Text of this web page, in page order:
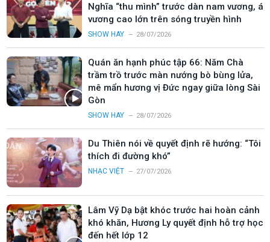
Nghĩa “thu mình” trước dàn nam vương, á
vương cao lớn trên sóng truyền hình
SHOW HAY 28/07/2026
Quán ăn hạnh phúc tập 66: Năm Chà
trầm trồ trước màn nướng bò bùng lửa,
mê mẩn hương vị Đức ngay giữa lòng Sài
Gòn
SHOW HAY 28/07/2026
Du Thiên nói về quyết định rẽ hướng: “Tôi
thích đi đường khó”
NHẠC VIỆT 27/07/2026
Lâm Vỹ Dạ bật khóc trước hai hoàn cảnh
khó khăn, Hương Ly quyết định hỗ trợ học
đến hết lớp 12